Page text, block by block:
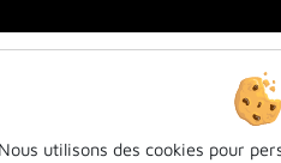
Nous utilisons des cookies pour